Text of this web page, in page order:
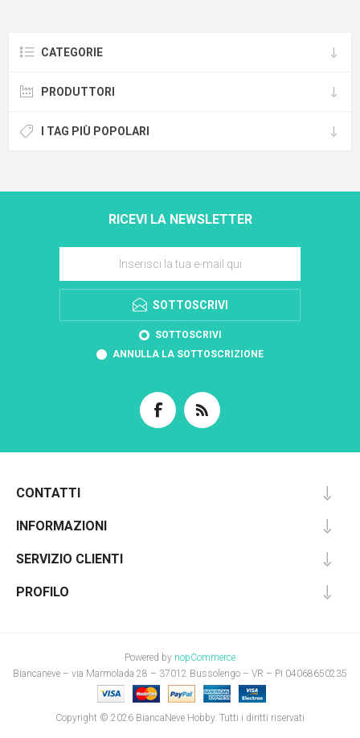
CATEGORIE
PRODUTTORI
I TAG PIÙ POPOLARI
RICEVI LA NEWSLETTER
SOTTOSCRIVI
SOTTOSCRIVI
ANNULLA LA SOTTOSCRIZIONE
CONTATTI
INFORMAZIONI
SERVIZIO CLIENTI
PROFILO
Powered by nopCommerce
Biancaneve – via Marmolada 28 – 37012 Bussolengo – VR – PI 04068650235
Copyright © 2026 BiancaNeve Hobby. Tutti i diritti riservati